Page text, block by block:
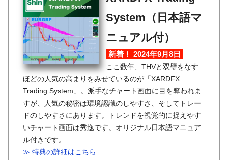
System（日本語マ
ニュアル付）
新着！ 2024年9月8日
ここ数年、THVと双璧をなす
ほどの人気の高まりをみせているのが「XARDFX
Trading System」。派手なチャート画面に目を奪われま
すが、人気の秘密は環境認識のしやすさ、そしてトレー
ドのしやすさにあります。トレンドを視覚的に捉えやす
いチャート画面は秀逸です。オリジナル日本語マニュア
ル付きです。
≫ 特典の詳細はこちら